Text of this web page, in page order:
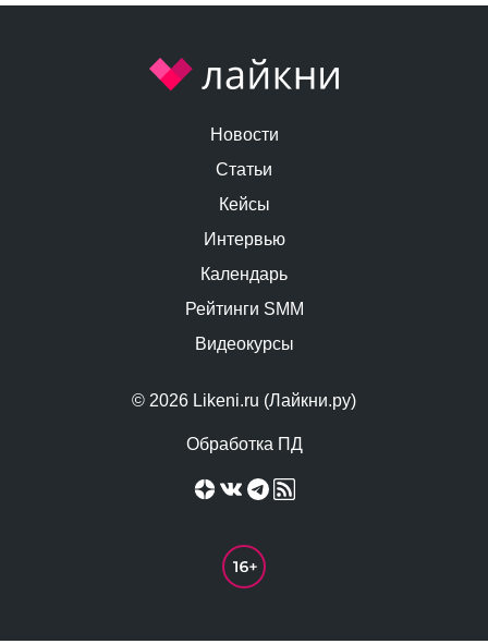
© 2026 Likeni.ru (Лайкни.ру)
Обработка ПД
Новости
Статьи
Кейсы
Интервью
Календарь
Рейтинги SMM
Видеокурсы